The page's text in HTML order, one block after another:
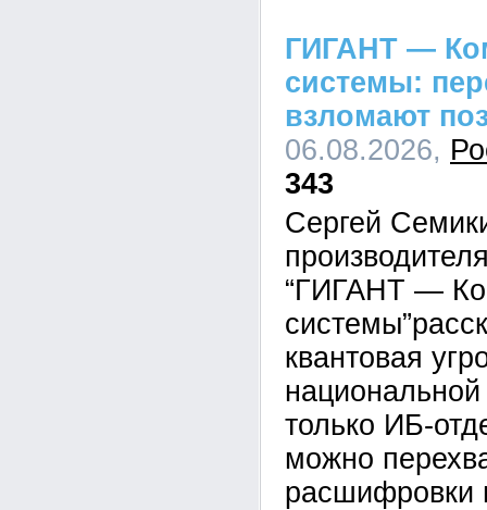
ГИГАНТ —
системы:
взломают
06.08.2026,
343
Сергей
“ГИГАНТ —
квантовая
только ИБ-
можно
расшифровки